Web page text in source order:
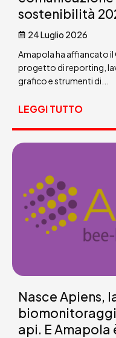
sostenibilità
24 Luglio 2026
Amapola ha affiancato il
progetto di reporting,
grafico e strumenti di...
LEGGI TUTTO
Nasce Apiens,
api. E